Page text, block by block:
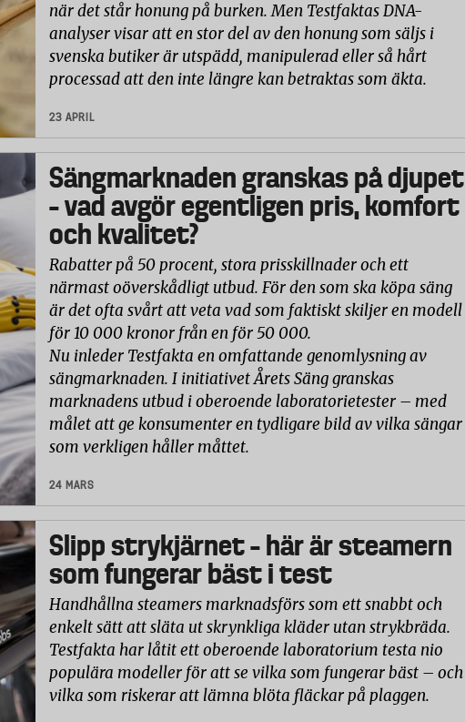
när det står honung på burken. Men Testfaktas DNA-
analyser visar att en stor del av den honung som säljs i
svenska butiker är utspädd, manipulerad eller så hårt
processad att den inte längre kan betraktas som äkta.
23 APRIL
Sängmarknaden granskas på djupet
– vad avgör egentligen pris, komfort
och kvalitet?
Rabatter på 50 procent, stora prisskillnader och ett
närmast oöverskådligt utbud. För den som ska köpa säng
är det ofta svårt att veta vad som faktiskt skiljer en modell
för 10 000 kronor från en för 50 000.
Nu inleder Testfakta en omfattande genomlysning av
sängmarknaden. I initiativet Årets Säng granskas
marknadens utbud i oberoende laboratorietester – med
målet att ge konsumenter en tydligare bild av vilka sängar
som verkligen håller måttet.
24 MARS
Slipp strykjärnet – här är steamern
som fungerar bäst i test
Handhållna steamers marknadsförs som ett snabbt och
enkelt sätt att släta ut skrynkliga kläder utan strykbräda.
Testfakta har låtit ett oberoende laboratorium testa nio
populära modeller för att se vilka som fungerar bäst – och
vilka som riskerar att lämna blöta fläckar på plaggen.